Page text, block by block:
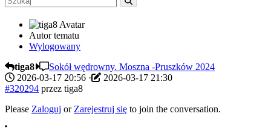
Autor tematu
Wylogowany
tiga8
Sokół wędrowny. Moszna -Pruszków 2024
2026-03-17 20:56 ·
2026-03-17 21:30
#320294 przez tiga8
Please Zaloguj or Zarejestruj się to join the conversation.